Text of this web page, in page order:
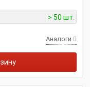
> 50 шт.
Аналоги